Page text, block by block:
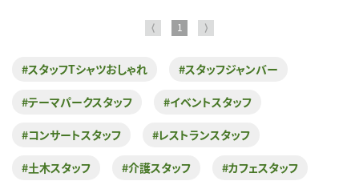
⟨ 1 ⟩
#スタッフTシャツおしゃれ #スタッフジャンバー
#テーマパークスタッフ #イベントスタッフ
#コンサートスタッフ #レストランスタッフ
#土木スタッフ #介護スタッフ #カフェスタッフ